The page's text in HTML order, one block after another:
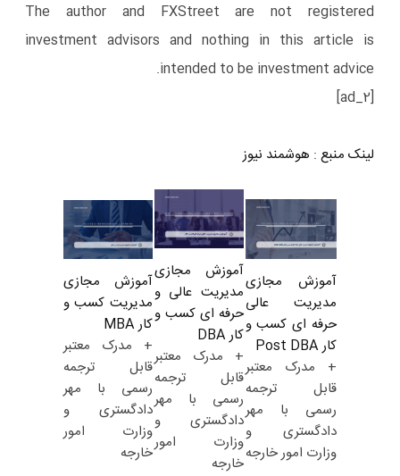
The author and FXStreet are not registered
investment advisors and nothing in this article is
intended to be investment advice.
[ad_2]
لینک منبع : هوشمند نیوز
آموزش مجازی
مدیریت عالی
حرفه ای کسب و
کار Post DBA
+ مدرک معتبر
قابل ترجمه
رسمی با مهر
دادگستری و
وزارت امور خارجه
آموزش مجازی
مدیریت عالی و
حرفه ای کسب و
کار DBA
+ مدرک معتبر
قابل ترجمه
رسمی با مهر
دادگستری و
وزارت امور
خارجه
آموزش مجازی
مدیریت کسب و
کار MBA
+ مدرک معتبر
قابل ترجمه
رسمی با مهر
دادگستری و
وزارت امور
خارجه